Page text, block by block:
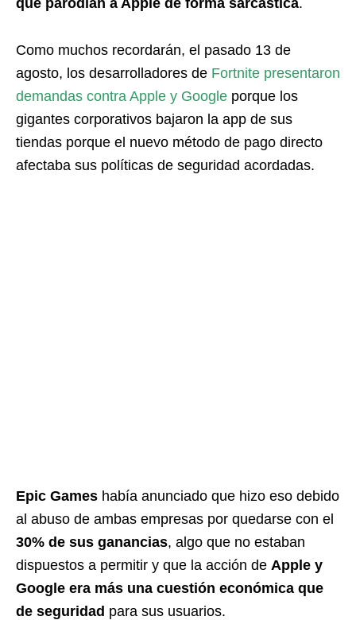
que parodian a Apple de forma sarcástica.
Como muchos recordarán, el pasado 13 de
agosto, los desarrolladores de Fortnite presentaron
demandas contra Apple y Google porque los
gigantes corporativos bajaron la app de sus
tiendas porque el nuevo método de pago directo
afectaba sus políticas de seguridad acordadas.
Epic Games había anunciado que hizo eso debido
al abuso de ambas empresas por quedarse con el
30% de sus ganancias, algo que no estaban
dispuestos a permitir y que la acción de Apple y
Google era más una cuestión económica que
de seguridad para sus usuarios.